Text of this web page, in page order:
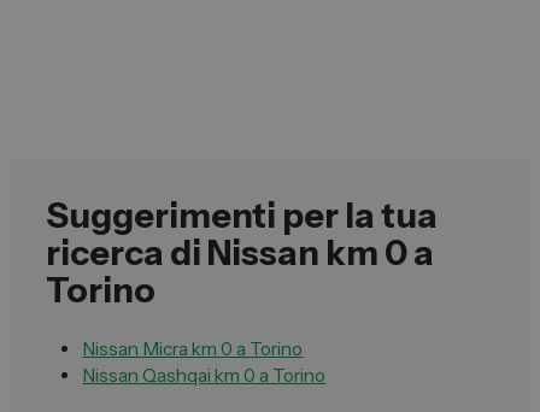
Suggerimenti per la tua
ricerca di Nissan km 0 a
Torino
Nissan Micra km 0 a Torino
Nissan Qashqai km 0 a Torino